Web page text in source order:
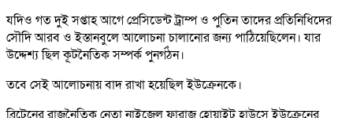
যদিও গত দুই সপ্তাহ আগে প্রেসিডেন্ট ট্রাম্প ও পুতিন তাদের প্রতিনিধিদের
সৌদি আরব ও ইস্তানবুলে আলোচনা চালানোর জন্য পাঠিয়েছিলেন। যার
উদ্দেশ্য ছিল কূটনৈতিক সম্পর্ক পুনর্গঠন।
তবে সেই আলোচনায় বাদ রাখা হয়েছিল ইউক্রেনকে।